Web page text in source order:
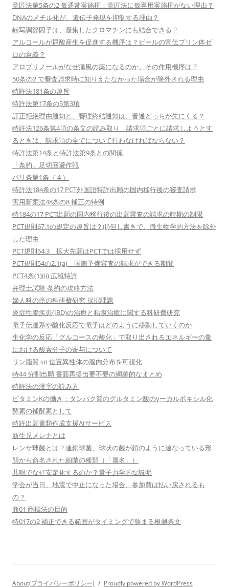
意匠法第5条の2 仮通常実施権：意匠法に仮専用実施権がない理由？
DNAのメチル化が、遺伝子発現を抑制する理由？
転写調節因子は、凝集したクロマチンにも結合できる？
アルコールが尿酸産生を促進する機序は？ビールの宣伝プリン体ゼ
ロの意義？
アロプリノールがなぜ痛風の薬になるのか、その作用機序は？
50条の2 で審査請求時に知りえたなかった場合が除外される理由
特許法181条の趣旨
特許法第17条の5第3項
訂正拒絶理由通知と、審理終結通知は、普通どっちが先にくる？
特許法126条第4項の条文の読み取り 請求項ごとに請求しようとす
るときは、請求項の全てについて行わなければならない？
特許法第14条と特許法第9条との関係
「条約」足切回避作戦
パリ条第1条（４）
特許法184条の17 PCT外国語特許出願の国内移行後の審査請求
実用新案法48条の8 補正の特例
特184の17 PCT出願の国内移行後の出願審査の請求の時期の制限
PCT規則67.1の規定の趣旨は？(ii)但し書きで、微生物学的方法を除外
した理由
PCT規則64.3 拡大先願はPCTでは採用せず
PCT規則54の2.1(a) 国際予備審査の請求ができる期間
PCT4条(1)(ii) 広域特許
弁理士試験 条約の攻略方法
婦人科の癌の科研費研究 採択課題
炎症性腸疾患(IBD)の治療と粘膜治癒に関する科研費研究
電子伝達系や酸化反応で電子はどのように移動していくのか
生化学の反応「グルコースの酸化」で取り出されるエネルギーの量
における酸素分子の寄与について
リン脂質 sn 位置異性体の脳内分布を可視化
特44 分割出願 書面再提出要不要の網羅的なまとめ
特許法の漢字の読み方
ビタミンKの働き：タンパク質のグルタミン酸のγーカルボキシル化
酵素の補酵素として
特許出願書類作成支援AIサービス
新生児メレナとは
レンサ球菌とは？連鎖球菌、球状の菌が鎖のように連なっている形
態から命名された細菌の種類（「属名」）
共鳴でなぜ安定化するのか？量子力学的な説明
学会が当日、地震で中止になった場合、参加費は払い戻されるも
の？
商01 商標法の目的
特017の2 補正できる範囲がタイミングで狭まる根拠条文
About(プライバシーポリシー) Proudly powered by WordPress